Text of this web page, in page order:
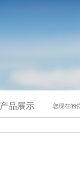
产品展示 您现在的